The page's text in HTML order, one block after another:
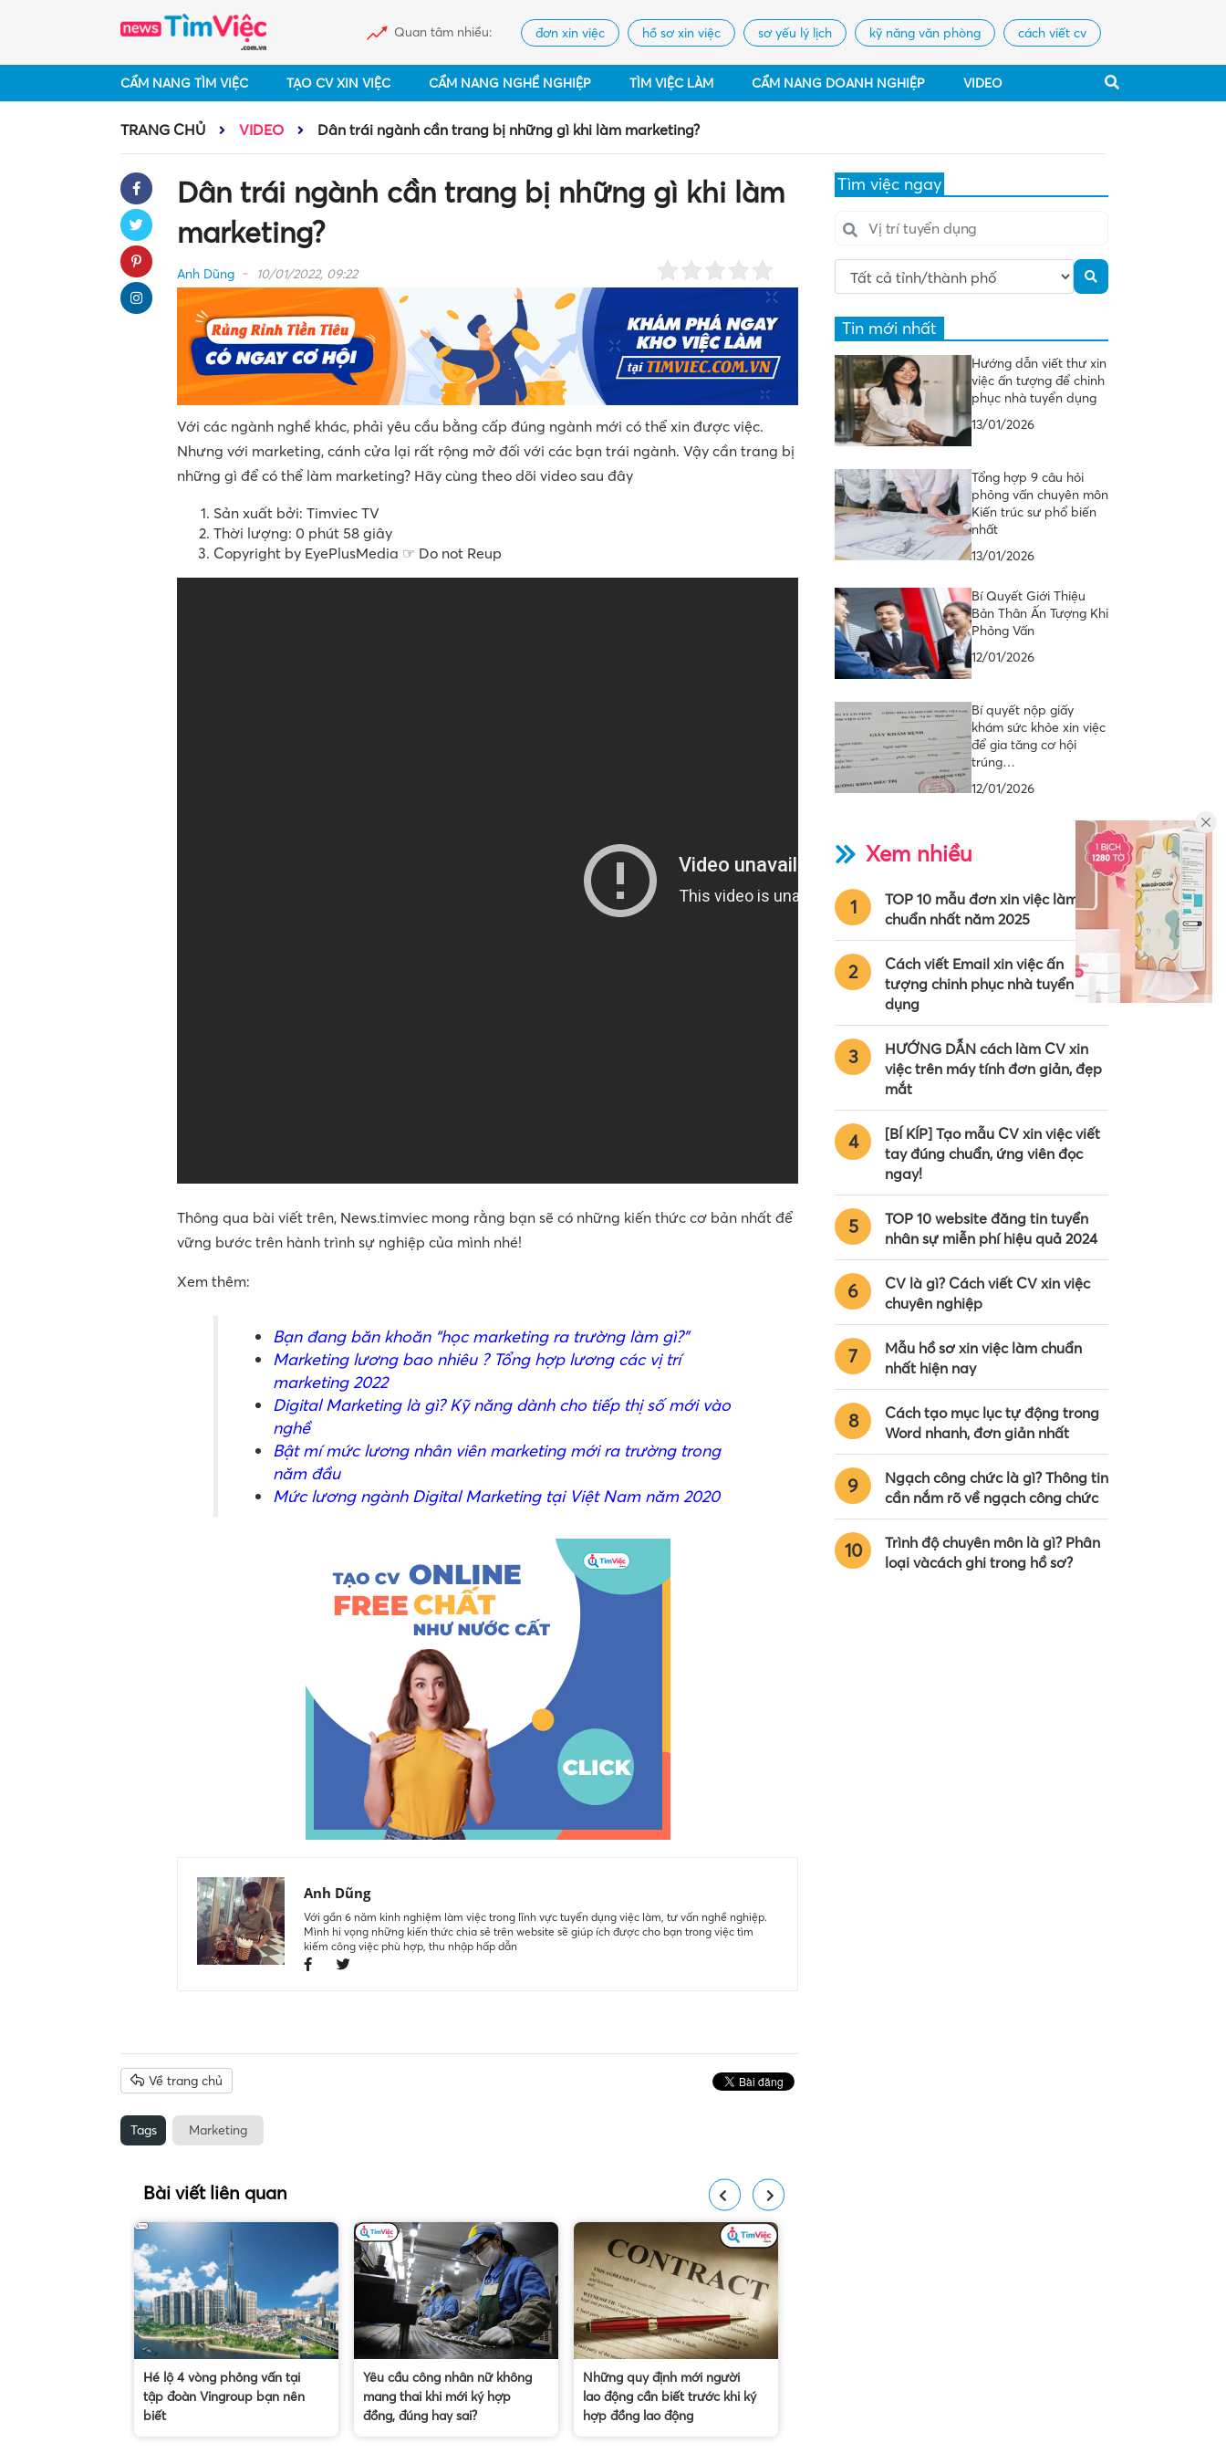
Quan tâm nhiều: đơn xin việc hồ sơ xin việc sơ yếu lý lịch kỹ năng văn phòng cách viết cv
CẨM NANG TÌM VIỆC TẠO CV XIN VIỆC CẨM NANG NGHỀ NGHIỆP TÌM VIỆC LÀM CẨM NANG DOANH NGHIỆP VIDEO
TRANG CHỦ VIDEO Dân trái ngành cần trang bị những gì khi làm marketing?
Dân trái ngành cần trang bị những gì khi làm
marketing?
Anh Dũng 10/01/2022, 09:22
Với các ngành nghề khác, phải yêu cầu bằng cấp đúng ngành mới có thể xin được việc.
Nhưng với marketing, cánh cửa lại rất rộng mở đối với các bạn trái ngành. Vậy cần trang bị
những gì để có thể làm marketing? Hãy cùng theo dõi video sau đây
Sản xuất bởi: Timviec TV
Thời lượng: 0 phút 58 giây
Copyright by EyePlusMedia ☞ Do not Reup
Thông qua bài viết trên, News.timviec mong rằng bạn sẽ có những kiến thức cơ bản nhất để
vững bước trên hành trình sự nghiệp của mình nhé!
Xem thêm:
Bạn đang băn khoăn “học marketing ra trường làm gì?”
Marketing lương bao nhiêu ? Tổng hợp lương các vị trí
marketing 2022
Digital Marketing là gì? Kỹ năng dành cho tiếp thị số mới vào
nghề
Bật mí mức lương nhân viên marketing mới ra trường trong
năm đầu
Mức lương ngành Digital Marketing tại Việt Nam năm 2020
Anh Dũng
Với gần 6 năm kinh nghiệm làm việc trong lĩnh vực tuyển dụng việc làm, tư vấn nghề nghiệp.
Mình hi vọng những kiến thức chia sẻ trên website sẽ giúp ích được cho bạn trong việc tìm
kiếm công việc phù hợp, thu nhập hấp dẫn
Về trang chủ
Tags Marketing
Bài viết liên quan
Hé lộ 4 vòng phỏng vấn tại
tập đoàn Vingroup bạn nên
biết
Yêu cầu công nhân nữ không
mang thai khi mới ký hợp
đồng, đúng hay sai?
Những quy định mới người
lao động cần biết trước khi ký
hợp đồng lao động
Tìm việc ngay
Tin mới nhất
Hướng dẫn viết thư xin
việc ấn tượng để chinh
phục nhà tuyển dụng
13/01/2026
Tổng hợp 9 câu hỏi
phỏng vấn chuyên môn
Kiến trúc sư phổ biến
nhất
13/01/2026
Bí Quyết Giới Thiệu
Bản Thân Ấn Tượng Khi
Phỏng Vấn
12/01/2026
Bí quyết nộp giấy
khám sức khỏe xin việc
để gia tăng cơ hội
trúng…
12/01/2026
Xem nhiều
1
TOP 10 mẫu đơn xin việc làm
chuẩn nhất năm 2025
2
Cách viết Email xin việc ấn
tượng chinh phục nhà tuyển
dụng
3
HƯỚNG DẪN cách làm CV xin
việc trên máy tính đơn giản, đẹp
mắt
4
[BÍ KÍP] Tạo mẫu CV xin việc viết
tay đúng chuẩn, ứng viên đọc
ngay!
5
TOP 10 website đăng tin tuyển
nhân sự miễn phí hiệu quả 2024
6
CV là gì? Cách viết CV xin việc
chuyên nghiệp
7
Mẫu hồ sơ xin việc làm chuẩn
nhất hiện nay
8
Cách tạo mục lục tự động trong
Word nhanh, đơn giản nhất
9
Ngạch công chức là gì? Thông tin
cần nắm rõ về ngạch công chức
10
Trình độ chuyên môn là gì? Phân
loại vàcách ghi trong hồ sơ?